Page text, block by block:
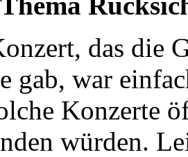
das die
gab, war
Konzerte
würden.